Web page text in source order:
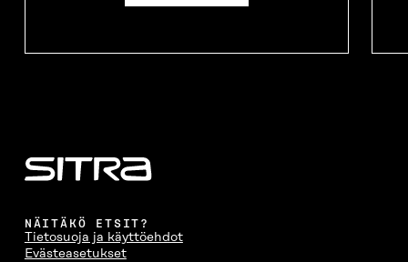
NÄITÄKÖ ETSIT?
Tietosuoja ja käyttöehdot
Evästeasetukset